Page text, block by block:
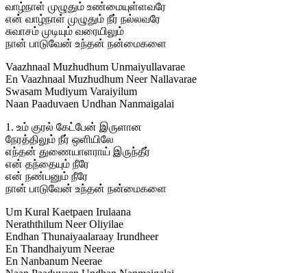
வாழ்நாள் முழுதும் உண்மையுள்ளவரே
என் வாழ்நாள் முழுதும் நீர் நல்லவரே
சுவாசம் முடியும் வரையிலும்
நான் பாடுவேன் உந்தன் நன்மைகளை
Vaazhnaal Muzhudhum Unmaiyullavarae
En Vaazhnaal Muzhudhum Neer Nallavarae
Swasam Mudiyum Varaiyilum
Naan Paaduvaen Undhan Nanmaigalai
1. உம் குரல் கேட்பேன் இருளான
நேரத்திலும் நீர் ஒளியிலே
எந்தன் துணையாளராய் இருந்தீர்
என் தந்தையும் நீரே
என் நண்பனும் நீரே
நான் பாடுவேன் உந்தன் நன்மைகளை
Um Kural Kaetpaen Irulaana
Neraththilum Neer Oliyilae
Endhan Thunaiyaalaraay Irundheer
En Thandhaiyum Neerae
En Nanbanum Neerae